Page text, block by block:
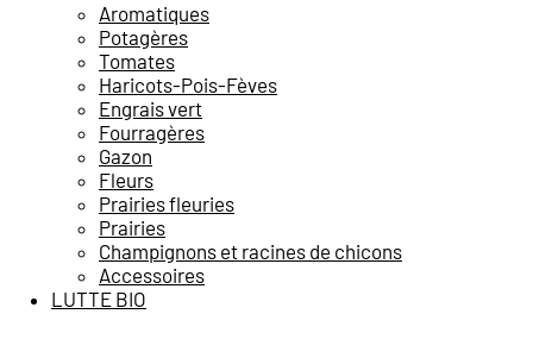
Aromatiques
Potagères
Tomates
Haricots-Pois-Fèves
Engrais vert
Fourragères
Gazon
Fleurs
Prairies fleuries
Prairies
Champignons et racines de chicons
Accessoires
LUTTE BIO